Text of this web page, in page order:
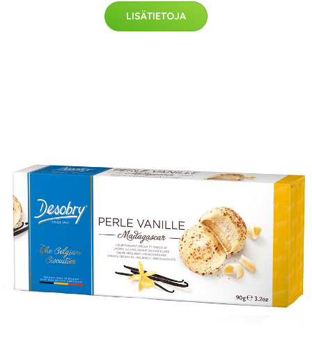
LISÄTIETOJA